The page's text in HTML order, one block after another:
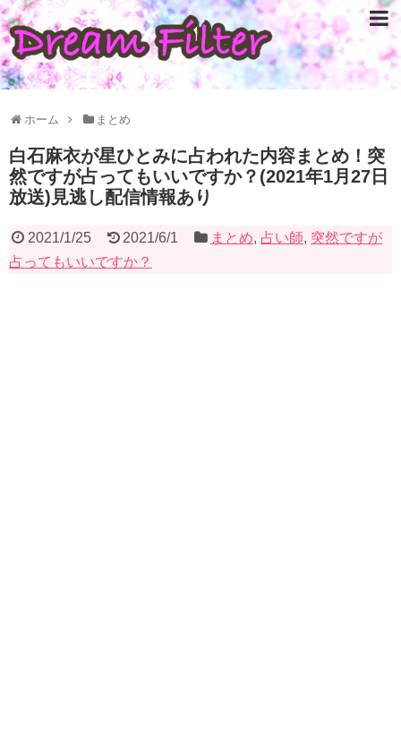
ホーム まとめ
白石麻衣が星ひとみに占われた内容まとめ！突
然ですが占ってもいいですか？(2021年1月27日
放送)見逃し配信情報あり
2021/1/25 2021/6/1 まとめ, 占い師, 突然ですが
占ってもいいですか？